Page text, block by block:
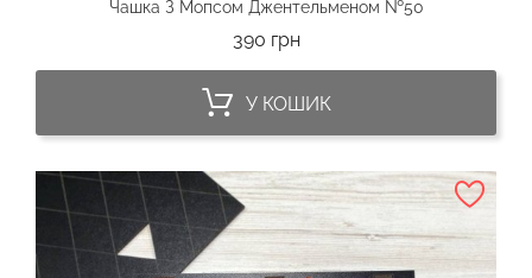
Чашка З Мопсом Джентельменом №50
390 грнЦіна
У КОШИК